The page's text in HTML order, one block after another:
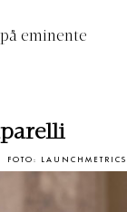
eminente
FOTO: LAUNCHMETRICS